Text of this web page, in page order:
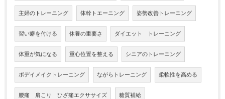
主婦のトレーニング 体幹トエーニング 姿勢改善トレーニング
習い癖を付ける 休養の重要さ ダイエット トレーニング
体重が気になる 重心位置を整える シニアのトレーニング
ボデイメイクトレーニング ながらトレーニング 柔軟性を高める
腰痛 肩こり ひざ痛エクササイズ 糖質補給